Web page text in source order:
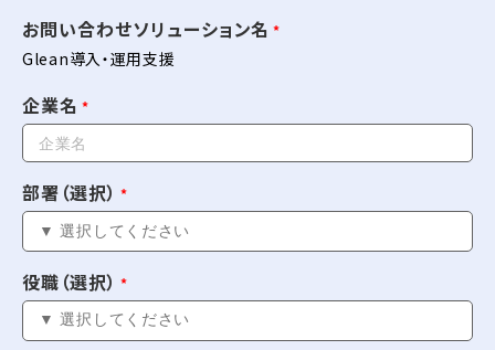
お問い合わせソリューション名
Glean導入・運用支援
企業名
部署（選択）
役職（選択）